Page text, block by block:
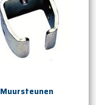
Muursteunen